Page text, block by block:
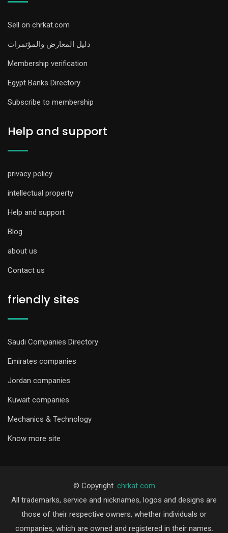
Sell on chrkat.com
دليل المعارض والمؤتمرات
Membership verification
Egypt Banks Directory
Subscribe to membership
Help and support
privacy policy
intellectual property
Help and support
Blog
about us
Contact us
friendly sites
Saudi Companies Directory
Emirates companies
Jordan companies
Kuwait companies
Mechanics & Technology
Know more site
© Copyright. chrkat com
All trademarks, service and nicknames, logos and designs are
those of their respective owners, whether individuals or
companies, which are owned and registered in their names.